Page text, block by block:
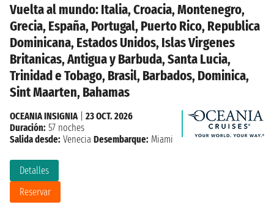
Vuelta al mundo: Italia, Croacia, Montenegro,
Grecia, España, Portugal, Puerto Rico, Republica
Dominicana, Estados Unidos, Islas Virgenes
Britanicas, Antigua y Barbuda, Santa Lucia,
Trinidad e Tobago, Brasil, Barbados, Dominica,
Sint Maarten, Bahamas
Detalles
Reservar
OCEANIA INSIGNIA
23 OCT. 2026
Duración: 57 noches
Salida desde: Venecia Desembarque: Miami